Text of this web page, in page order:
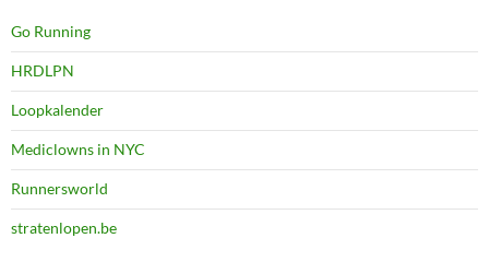
Go Running
HRDLPN
Loopkalender
Mediclowns in NYC
Runnersworld
stratenlopen.be